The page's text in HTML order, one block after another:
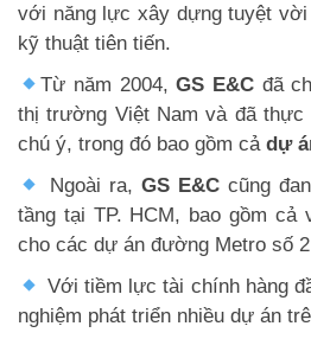
với năng lực xây dựng tuyệt
kỹ thuật tiên tiến.
Từ năm 2004,GS E&C đã
thị trường Việt Nam và đã thực
chú ý, trong đó bao gồm cả dự
Ngoài ra, GS E&Ccũng
tầng tại TP. HCM, bao gồm cả
cho các dự án đường Metro số
Với tiềm lực tài chính hàng
nghiệm phát triển nhiều dự án